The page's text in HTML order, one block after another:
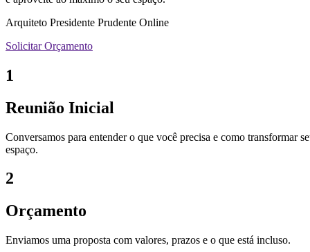
Arquiteto Presidente Prudente Online
Solicitar Orçamento
1
Reunião Inicial
Conversamos para entender o que você precisa e como transformar
espaço.
2
Orçamento
Enviamos uma proposta com valores, prazos e o que está incluso.